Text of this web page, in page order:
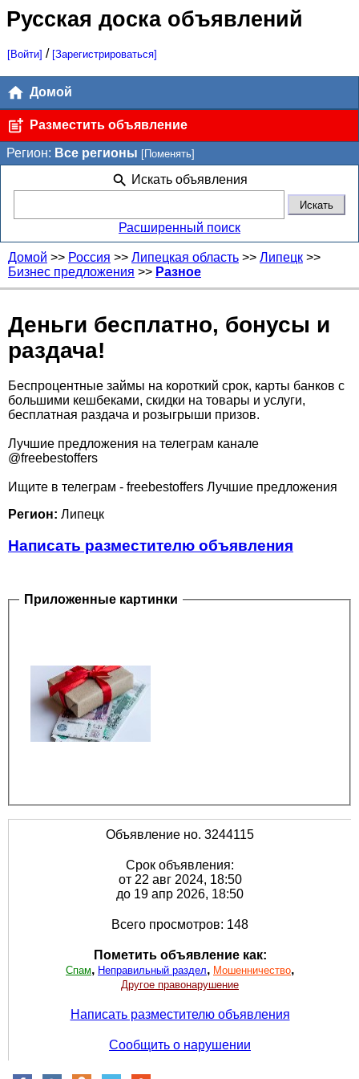
Русская доска объявлений
[Войти] / [Зарегистрироваться]
Домой
Разместить объявление
Регион: Все регионы [Поменять]
Искать объявления
Расширенный поиск
Домой >> Россия >> Липецкая область >> Липецк >>
Бизнес предложения >> Разное
Деньги бесплатно, бонусы и
раздача!
Беспроцентные займы на короткий срок, карты банков с
большими кешбеками, скидки на товары и услуги,
бесплатная раздача и розыгрыши призов.
Лучшие предложения на телеграм канале
@freebestoffers
Ищите в телеграм - freebestoffers Лучшие предложения
Регион: Липецк
Написать разместителю объявления
Приложенные картинки
Объявление но. 3244115
Срок объявления:
от 22 авг 2024, 18:50
до 19 апр 2026, 18:50
Всего просмотров: 148
Пометить объявление как:
Спам, Неправильный раздел, Мошенничество,
Другое правонарушение
Написать разместителю объявления
Сообщить о нарушении